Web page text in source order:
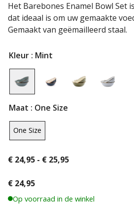
Het Barebones Enamel Bowl Set
dat ideaal is om uw gemaakte
Gemaakt van geëmailleerd staal.
Kleur : Mint
Maat : One Size
One Size
€ 24,95 - € 25,95Prijsklasse:
€ 25,95
€ 24,95
Op voorraad in de winkel